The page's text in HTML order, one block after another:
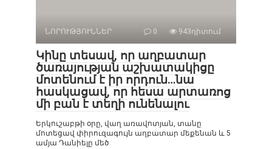
ՆՈՐՈՒԹՅՈՒՆՆԵՐ 0 943դիտում
Կինը տեսավ, որ աղբատար
ծառայության աշխատակիցը
մոտենում է իր որդուն…նա
հասկացավ, որ հեսա արտառոց
մի բան է տեղի ունենալու
Երկուշաբթի օրը, վաղ առավոտյան, տանը
մոտեցավ փիրուզագույն աղբատար մեքենան և 5
ամյա Դանիելը մեծ